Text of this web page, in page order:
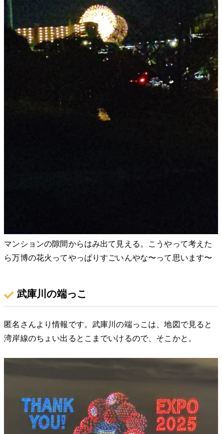
マンションの隙間からはみ出て見える。こうやって考えた
ら万博の花火ってやっぱりすごいんやな〜って思います〜
武庫川の端っこ
匿名さんより情報です。武庫川の端っこは、地図で見ると
湾岸線のちょい出るとこまでいけるので、そこかと。